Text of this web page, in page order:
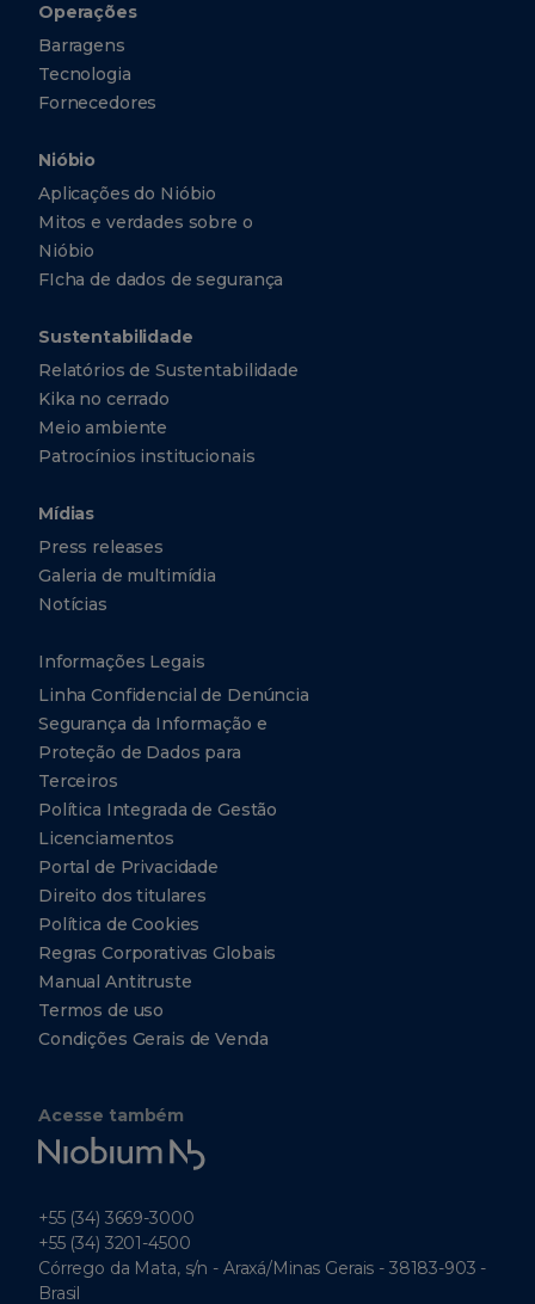
Operações
Barragens
Tecnologia
Fornecedores
Nióbio
Aplicações do Nióbio
Mitos e verdades sobre o
Nióbio
FIcha de dados de segurança
Sustentabilidade
Relatórios de Sustentabilidade
Kika no cerrado
Meio ambiente
Patrocínios institucionais
Mídias
Press releases
Galeria de multimídia
Notícias
Informações Legais
Linha Confidencial de Denúncia
Segurança da Informação e
Proteção de Dados para
Terceiros
Política Integrada de Gestão
Licenciamentos
Portal de Privacidade
Direito dos titulares
Política de Cookies
Regras Corporativas Globais
Manual Antitruste
Termos de uso
Condições Gerais de Venda
Acesse também
Niobium
Tech
+55 (34) 3669-3000
+55 (34) 3201-4500
Córrego da Mata, s/n - Araxá/Minas Gerais - 38183-903 -
Brasil